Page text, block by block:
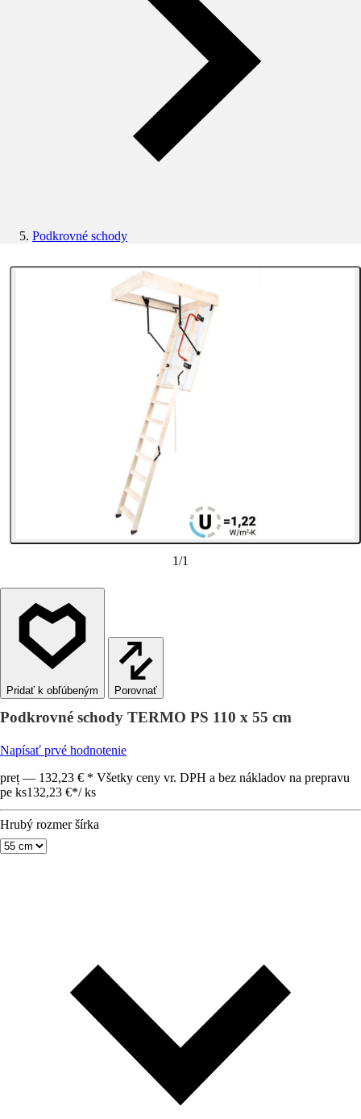
Podkrovné schody
1/1
Porovnať
Podkrovné schody TERMO PS 110 x 55 cm
Napísať prvé hodnotenie
preț — 132,23 € * Všetky ceny vr. DPH a bez nákladov na prepravu
pe ks132,23 €*/ ks
Hrubý rozmer šírka